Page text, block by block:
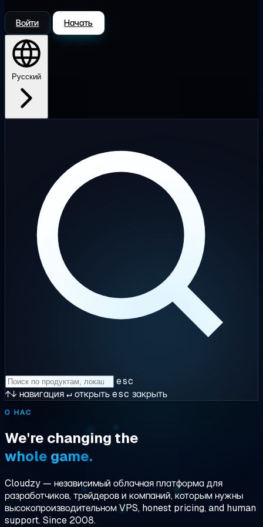
Войти Начать
Русский
esc
↑↓ навигация↵открытьesc закрыть
О НАС
We're changing the
whole game.
Cloudzy — независимый облачная платформа для
разработчиков, трейдеров и компаний, которым нужны
высокопроизводительном VPS, honest pricing, and human
support. Since 2008.